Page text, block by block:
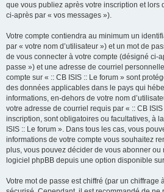
que vous publiez après votre inscription et lors
ci-après par « vos messages »).
Votre compte contiendra au minimum un
par « votre nom d’utilisateur ») et un mot de
de vous connecter à votre compte (désigné ci-
passe ») et une adresse de courriel
compte sur « :: CB ISIS :: Le forum » sont
des données applicables dans le pays qui
informations, en-dehors de votre nom
votre adresse de courriel requis par « :: CB
inscription, sont obligatoires ou facultatives, à
ISIS :: Le forum ». Dans tous les cas, vous
informations de votre compte vous souhaitez
plus, vous pouvez décider de vous abonner ou
logiciel phpBB depuis une option disponible
Votre mot de passe est chiffré (par un chiffrage